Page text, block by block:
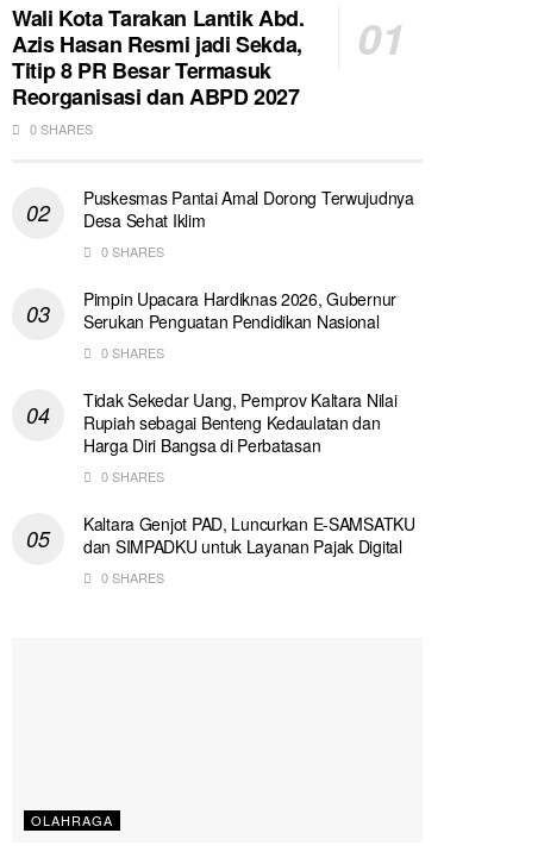
Wali Kota Tarakan Lantik Abd.
Azis Hasan Resmi jadi Sekda,
Titip 8 PR Besar Termasuk
Reorganisasi dan ABPD 2027
0 SHARES
Puskesmas Pantai Amal Dorong Terwujudnya
Desa Sehat Iklim
0 SHARES
Pimpin Upacara Hardiknas 2026, Gubernur
Serukan Penguatan Pendidikan Nasional
0 SHARES
Tidak Sekedar Uang, Pemprov Kaltara Nilai
Rupiah sebagai Benteng Kedaulatan dan
Harga Diri Bangsa di Perbatasan
0 SHARES
Kaltara Genjot PAD, Luncurkan E-SAMSATKU
dan SIMPADKU untuk Layanan Pajak Digital
0 SHARES
OLAHRAGA